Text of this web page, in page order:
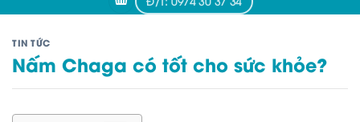
TIN TỨC
Nấm Chaga có tốt cho sức khỏe?